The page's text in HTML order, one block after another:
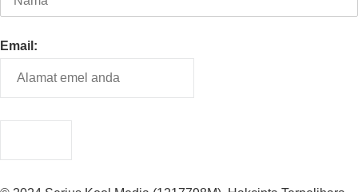
Email: